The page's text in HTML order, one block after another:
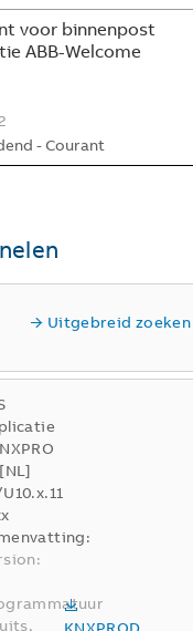
voor binnenpost
ABB-Welcome
- Courant
Uitgebreid zoeken